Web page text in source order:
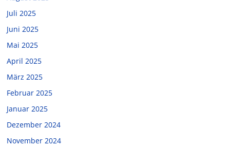
Juli 2025
Juni 2025
Mai 2025
April 2025
März 2025
Februar 2025
Januar 2025
Dezember 2024
November 2024